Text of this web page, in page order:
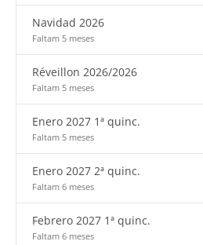
Navidad 2026
Faltam 5 meses
Réveillon 2026/2026
Faltam 5 meses
Enero 2027 1ª quinc.
Faltam 5 meses
Enero 2027 2ª quinc.
Faltam 6 meses
Febrero 2027 1ª quinc.
Faltam 6 meses